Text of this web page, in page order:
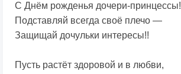
С Днём рожденья дочери-принцессы!
Подставляй всегда своё плечо —
Защищай дочульки интересы!!
Пусть растёт здоровой и в любви,